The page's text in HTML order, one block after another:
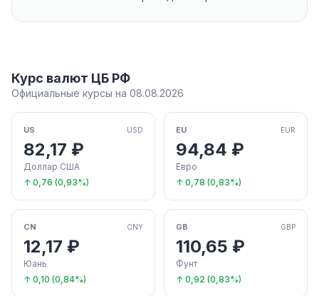
Курс валют ЦБ РФ
Официальные курсы на 08.08.2026
US USD
82,17 ₽
Доллар США
↑ 0,76 (0,93%)
EU EUR
94,84 ₽
Евро
↑ 0,78 (0,83%)
CN CNY
12,17 ₽
Юань
↑ 0,10 (0,84%)
GB GBP
110,65 ₽
Фунт
↑ 0,92 (0,83%)